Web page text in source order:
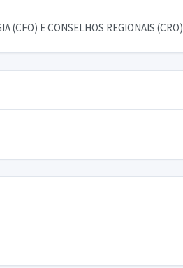
(CFO) E CONSELHOS REGIONAIS (CRO)